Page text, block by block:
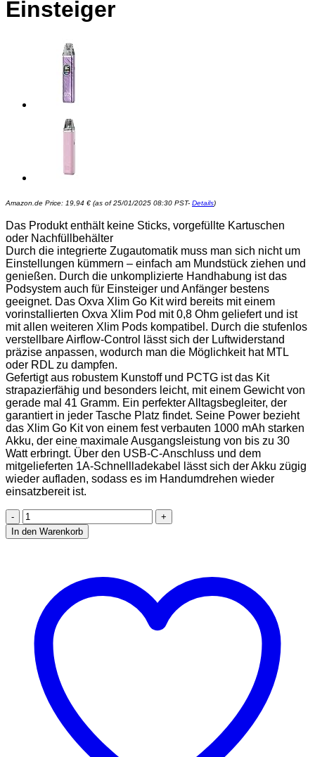
Einsteiger
Amazon.de Price: 19,94 € (as of 25/01/2025 08:30 PST- Details)
Das Produkt enthält keine Sticks, vorgefüllte Kartuschen
oder Nachfüllbehälter
Durch die integrierte Zugautomatik muss man sich nicht um
Einstellungen kümmern – einfach am Mundstück ziehen und
genießen. Durch die unkomplizierte Handhabung ist das
Podsystem auch für Einsteiger und Anfänger bestens
geeignet. Das Oxva Xlim Go Kit wird bereits mit einem
vorinstallierten Oxva Xlim Pod mit 0,8 Ohm geliefert und ist
mit allen weiteren Xlim Pods kompatibel. Durch die stufenlos
verstellbare Airflow-Control lässt sich der Luftwiderstand
präzise anpassen, wodurch man die Möglichkeit hat MTL
oder RDL zu dampfen.
Gefertigt aus robustem Kunstoff und PCTG ist das Kit
strapazierfähig und besonders leicht, mit einem Gewicht von
gerade mal 41 Gramm. Ein perfekter Alltagsbegleiter, der
garantiert in jeder Tasche Platz findet. Seine Power bezieht
das Xlim Go Kit von einem fest verbauten 1000 mAh starken
Akku, der eine maximale Ausgangsleistung von bis zu 30
Watt erbringt. Über den USB-C-Anschluss und dem
mitgelieferten 1A-Schnellladekabel lässt sich der Akku zügig
wieder aufladen, sodass es im Handumdrehen wieder
einsatzbereit ist.
OXVA®
Xlim
Go
Zigarette
Pod
System
Einfache
Handhabung
perfekt
Einsteiger
In den Warenkorb